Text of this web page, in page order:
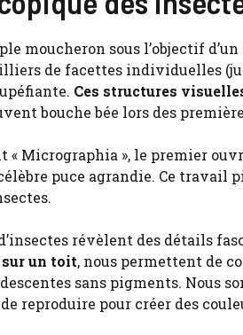
moucheron sous l’objectif
de facettes individuelles
Ces structures
bouche bée lors des
« Micrographia », le premier
puce agrandie. Ce travail
révèlent des détails
sur un toit, nous permettent de
sans pigments. Nous
reproduire pour créer des